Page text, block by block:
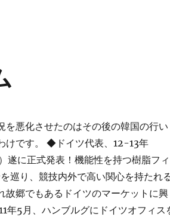
悪化させたのはその後の韓国の行い
けです。 ◆ドイツ代表、12-13年
に正式発表！機能性を持つ樹脂フィ
巡り、競技内外で高い関心を持たれ
故郷でもあるドイツのマーケットに興
年5月、ハンブルグにドイツオフィス